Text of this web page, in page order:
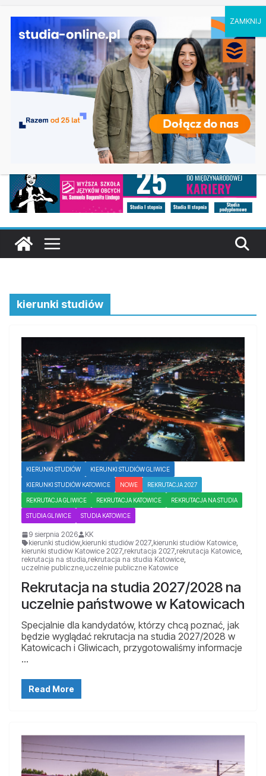
Ostatnie
wpisy:
Genetyka i biologia eksperymentalna w Gdańsku
Zarządzanie – Uniwersytet Łódzki
Rekrutacja na studia 2026/2027 – WSJO –
Wyższa Szkoła Języków Obcych w Poznaniu
Finanse i rachunkowość – Uniwersytet WSB
Merito Bydgoszcz
Chemia w Częstochowie
kierunki studiów
KIERUNKI STUDIÓW KIERUNKI STUDIÓW GLIWICE
KIERUNKI STUDIÓW KATOWICE NOWE REKRUTACJA 2027
REKRUTACJA GLIWICE REKRUTACJA KATOWICE REKRUTACJA NA STUDIA
STUDIA GLIWICE STUDIA KATOWICE
9 sierpnia 2026
KK
kierunki studiów,kierunki studiów 2027,kierunki studiów Katowice,
kierunki studiów Katowice 2027,rekrutacja 2027,rekrutacja Katowice,
rekrutacja na studia,rekrutacja na studia Katowice,
uczelnie publiczne,uczelnie publiczne Katowice
Rekrutacja na studia 2027/2028 na
uczelnie państwowe w Katowicach
Specjalnie dla kandydatów, którzy chcą poznać, jak
będzie wyglądać rekrutacja na studia 2027/2028 w
Katowicach i Gliwicach, przygotowaliśmy informacje
…
Read More